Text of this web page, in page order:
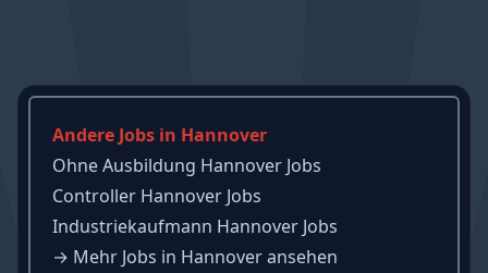
Andere Jobs in Hannover
Ohne Ausbildung Hannover Jobs
Controller Hannover Jobs
Industriekaufmann Hannover Jobs
→ Mehr Jobs in Hannover ansehen